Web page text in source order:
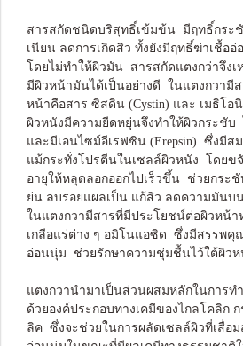
สารสกัดชนิดบริสุทธิ์เข้มข้น มีฤทธิ์กระ
เนียน ลดการเกิดสิว ทั้งยังมีฤทธิ์ฆ่าเชื้อ
โดยไม่ทำให้ผิวมัน สารสกัดแตงกว่าจึง
มีผิวหน้ามันได้เป็นอย่างดี ในแตงกวามี
หน้าคือสาร ซิสดิน (Cystin) และ เมธิโอ
ผิวหนังมีความยืดหยุ่นจึงทำให้ผิวกระชับ
และมีเอนไซม์อีเรฟซิน (Erepsin) ซึ่งมีส
แม้กระทั่งโปรตีนในเซลล์ผิวหนัง โดยข
อายุให้หลุดลอกออกไปเร็วขึ้น ช่วยกระ
ย่น ลบรอยแผลเป็น แก้สิว ลดความมันบ
ในแตงกวามีสารที่มีประโยชน์ต่อผิวหน้
เกลือแร่ต่าง ๆ อมิโนแอซิด ซึ่งมีสรรพคุ
อ่อนนุ่ม ช่วยรักษาความชุ่มชื้นไว้ใต้ผิวห
แตงกวานำมาเป็นส่วนผสมหลักในการทำ
ด้วยองค์ประกอบทางเคมีของไกลโคลิก
ลิค ซึ่งจะช่วยในการผลัดเซลล์ผิวที่เสื่อ